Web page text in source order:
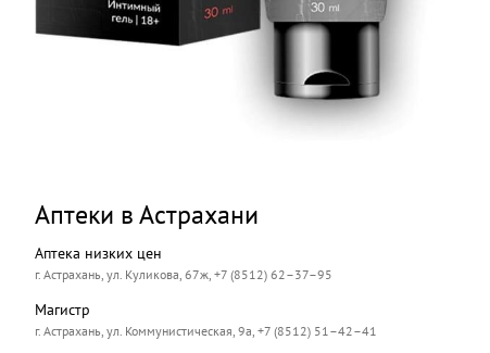
Аптеки в Астрахани
Аптека низких цен
г. Астрахань, ул. Куликова, 67ж, +7 (8512) 62–37–95
Магистр
г. Астрахань, ул. Коммунистическая, 9а, +7 (8512) 51–42–41